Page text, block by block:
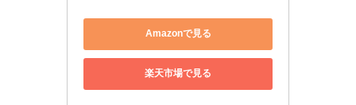
Amazonで見る
楽天市場で見る